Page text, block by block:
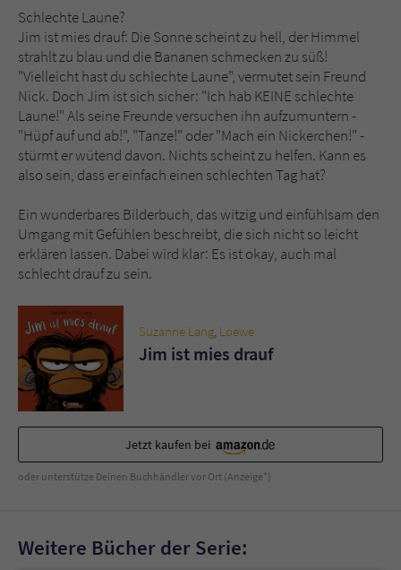
Schlechte Laune?
Jim ist mies drauf: Die Sonne scheint zu hell, der Himmel
strahlt zu blau und die Bananen schmecken zu süß!
"Vielleicht hast du schlechte Laune", vermutet sein Freund
Nick. Doch Jim ist sich sicher: "Ich hab KEINE schlechte
Laune!" Als seine Freunde versuchen ihn aufzumuntern -
"Hüpf auf und ab!", "Tanze!" oder "Mach ein Nickerchen!" -
stürmt er wütend davon. Nichts scheint zu helfen. Kann es
also sein, dass er einfach einen schlechten Tag hat?
Ein wunderbares Bilderbuch, das witzig und einfühlsam den
Umgang mit Gefühlen beschreibt, die sich nicht so leicht
erklären lassen. Dabei wird klar: Es ist okay, auch mal
schlecht drauf zu sein.
Suzanne Lang Loewe
Jim ist mies drauf
Jetzt kaufen bei
oder unterstütze Deinen Buchhändler vor Ort (Anzeige*)
Weitere Bücher der Serie:
Name tx_pwcomments_ahash
Anbieter Literatur-Couch Medien GmbH & Co. KG
Laufzeit 1 Jahr
Zweck Cookie für Kommentare einzelner Buchtitel
fe_typo_user
Anbieter Literatur-Couch Medien GmbH & Co. KG
Laufzeit
Zweck
Dieses Cookie gewährleistet die
überprüfen.